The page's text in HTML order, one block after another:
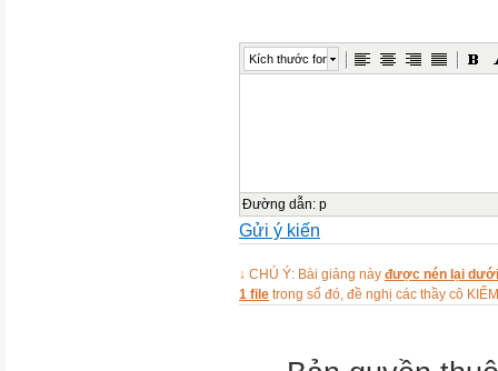
WRAM-UP
Objectives
wherether someone did
din't ... - Do activities in the
Ảnh
VOCABULARY
New words
Kích thước font
Đường dẫn: p
Gửi ý kiến
↓ CHÚ Ý: Bài giảng này được nén lại
1 file trong số đó, đề nghị các thầy cô